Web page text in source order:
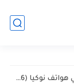
إصلاح عطل الشحن في هواتف نوكيا (Nokia 105 / 106)...